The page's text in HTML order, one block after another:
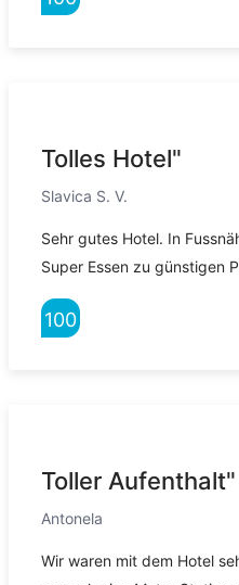
Tolles Hotel"
Slavica S. V.
Sehr gutes Hotel. In
Super Essen zu günstigen
100
Toller Aufenthalt"
Antonela
Wir waren mit dem Hotel